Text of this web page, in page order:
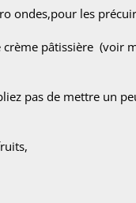
ondes,pour les
pâtissière (voir
pas de mettre un